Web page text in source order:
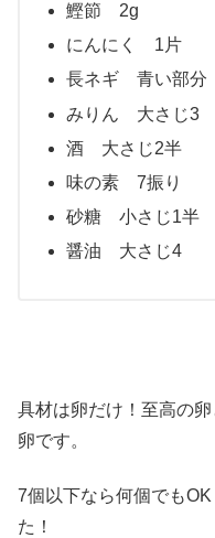
鰹節 2g
にんにく 1片
長ネギ 青い部分
みりん 大さじ3
酒 大さじ2半
味の素 7振り
砂糖 小さじ1半
醤油 大さじ4
具材は卵だけ！至高の
卵です。
7個以下なら何個でも
た！